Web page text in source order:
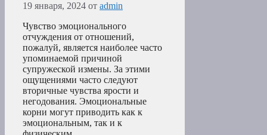
19 января, 2024 от admin
Чувство эмоционального
отчуждения от отношений,
пожалуй, является наиболее часто
упоминаемой причиной
супружеской измены. За этими
ощущениями часто следуют
вторичные чувства ярости и
негодования. Эмоциональные
корни могут приводить как к
эмоциональным, так и к